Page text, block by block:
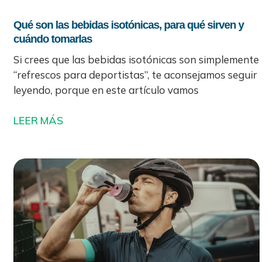
Qué son las bebidas isotónicas, para qué sirven y
cuándo tomarlas
Si crees que las bebidas isotónicas son simplemente
“refrescos para deportistas”, te aconsejamos seguir
leyendo, porque en este artículo vamos
LEER MÁS